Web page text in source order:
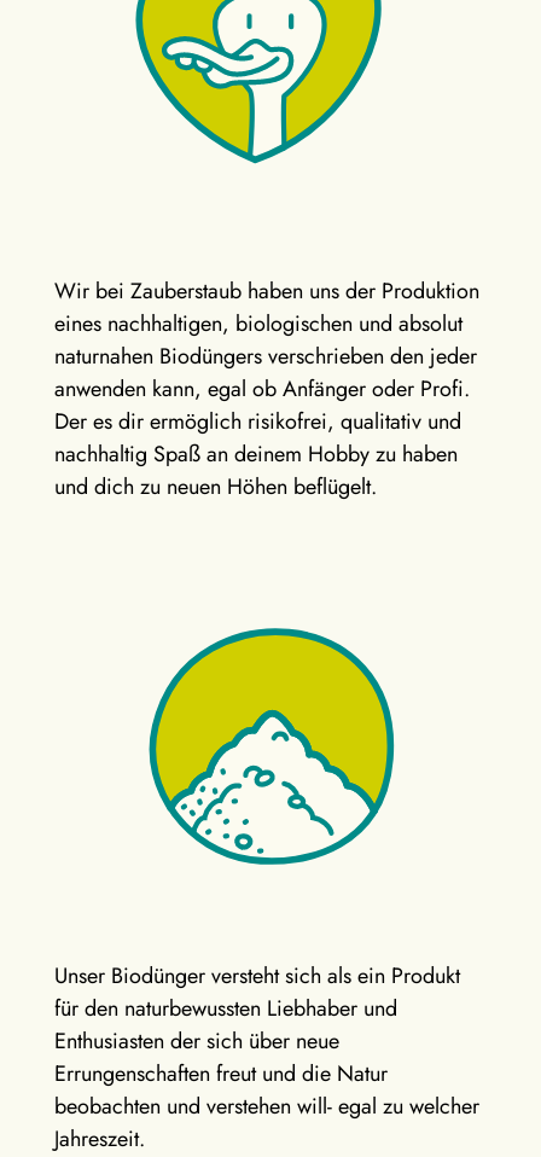
Wir bei Zauberstaub haben uns der Produktion
eines nachhaltigen, biologischen und absolut
naturnahen Biodüngers verschrieben den jeder
anwenden kann, egal ob Anfänger oder Profi.
Der es dir ermöglich risikofrei, qualitativ und
nachhaltig Spaß an deinem Hobby zu haben
und dich zu neuen Höhen beflügelt.
Unser Biodünger versteht sich als ein Produkt
für den naturbewussten Liebhaber und
Enthusiasten der sich über neue
Errungenschaften freut und die Natur
beobachten und verstehen will- egal zu welcher
Jahreszeit.